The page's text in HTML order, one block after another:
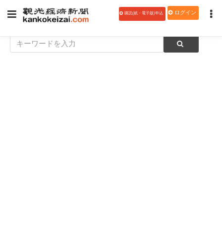
購読(紙・電子版)申込 ログイン